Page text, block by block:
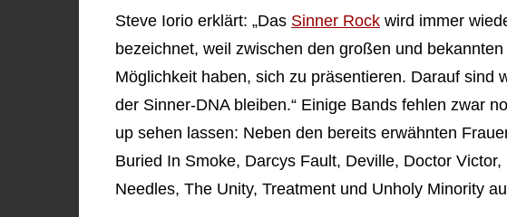
Steve Iorio erklärt: „Das Sinner Rock wird immer
bezeichnet, weil zwischen den großen und
Möglichkeit haben, sich zu präsentieren. Darauf sind
der Sinner-DNA bleiben.“ Einige Bands fehlen zwar
up sehen lassen: Neben den bereits erwähnten
Buried In Smoke, Darcys Fault, Deville, Doctor
Needles, The Unity, Treatment und Unholy Minority